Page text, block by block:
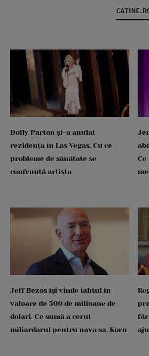
Dolly Parton și-a anulat
rezidența în Las Vegas. Cu ce
probleme de sănătate se
confruntă artista
Jeff Bezos își vinde iahtul în
valoare de 500 de milioane de
dolari. Ce sumă a cerut
miliardarul pentru nava sa, Koru